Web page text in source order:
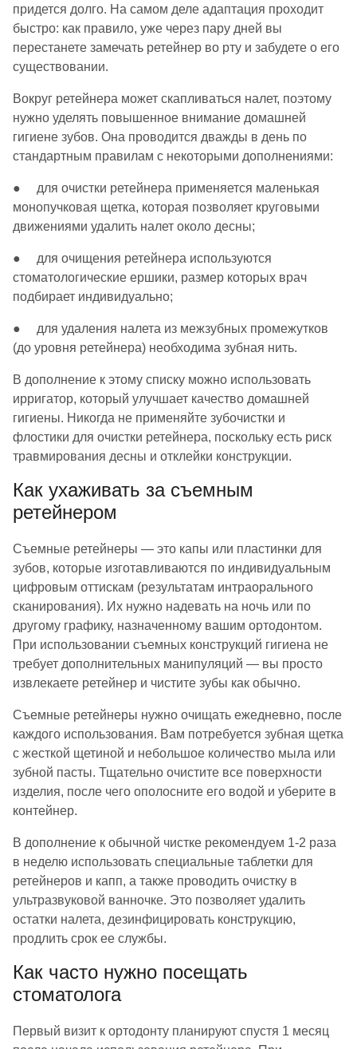
придется долго. На самом деле адаптация проходит
быстро: как правило, уже через пару дней вы
перестанете замечать ретейнер во рту и забудете о его
существовании.
Вокруг ретейнера может скапливаться налет, поэтому
нужно уделять повышенное внимание домашней
гигиене зубов. Она проводится дважды в день по
стандартным правилам с некоторыми дополнениями:
● для очистки ретейнера применяется маленькая
монопучковая щетка, которая позволяет круговыми
движениями удалить налет около десны;
● для очищения ретейнера используются
стоматологические ершики, размер которых врач
подбирает индивидуально;
● для удаления налета из межзубных промежутков
(до уровня ретейнера) необходима зубная нить.
В дополнение к этому списку можно использовать
ирригатор, который улучшает качество домашней
гигиены. Никогда не применяйте зубочистки и
флостики для очистки ретейнера, поскольку есть риск
травмирования десны и отклейки конструкции.
Как ухаживать за съемным
ретейнером
Съемные ретейнеры — это капы или пластинки для
зубов, которые изготавливаются по индивидуальным
цифровым оттискам (результатам интраорального
сканирования). Их нужно надевать на ночь или по
другому графику, назначенному вашим ортодонтом.
При использовании съемных конструкций гигиена не
требует дополнительных манипуляций — вы просто
извлекаете ретейнер и чистите зубы как обычно.
Съемные ретейнеры нужно очищать ежедневно, после
каждого использования. Вам потребуется зубная щетка
с жесткой щетиной и небольшое количество мыла или
зубной пасты. Тщательно очистите все поверхности
изделия, после чего ополосните его водой и уберите в
контейнер.
В дополнение к обычной чистке рекомендуем 1-2 раза
в неделю использовать специальные таблетки для
ретейнеров и капп, а также проводить очистку в
ультразвуковой ванночке. Это позволяет удалить
остатки налета, дезинфицировать конструкцию,
продлить срок ее службы.
Как часто нужно посещать
стоматолога
Первый визит к ортодонту планируют спустя 1 месяц